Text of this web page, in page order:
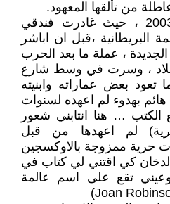
من تألقها المعهود.
انه صيف منتصف العام 2003 ، حيث غادرت فندقي
،قبل ان اباشر
، عملة ما بعد الحرب
، وسرت في وسط شارع
بعض عماراته وابنيته
هائم بهدوء لم اعهده لسنوات
الكتب … هنا انتابني شعور
لم اعهدها من قبل
حرية ممزوجة بالاوكسجين
كي اقتني لي كتاب في
تقع على اسم عالمة